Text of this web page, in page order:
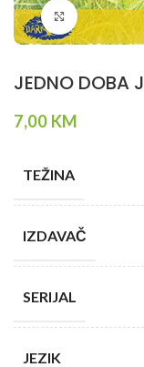
Klikni da
JEDNO DOBA
7,00 KM
TEŽINA
IZDAVAČ
SERIJAL
JEZIK